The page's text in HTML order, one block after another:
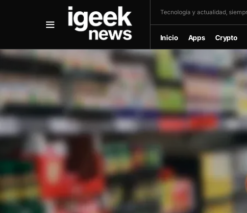
Tecnología y actualidad,
Inicio Apps Crypto